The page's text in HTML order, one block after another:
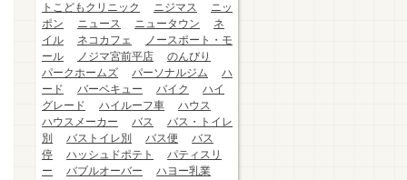
トこどもクリニック
ニジマス
ニッ
ポン
ニュース ニュータウン
ネ
イル
ネコカフェ
ノースポート・モ
ール
ノジマ宮前平店
のんびり
パークホームズ
パーソナルジム
ハ
ード
バーベキュー バイク
ハイ
グレード
ハイルーフ車
ハウス
ハウスメーカー
バス
バス・トイレ
別
バストイレ別 バス便
バス
停
ハッシュドポテト
パティスリ
ー
バブルオーバー
ハヨー乳業